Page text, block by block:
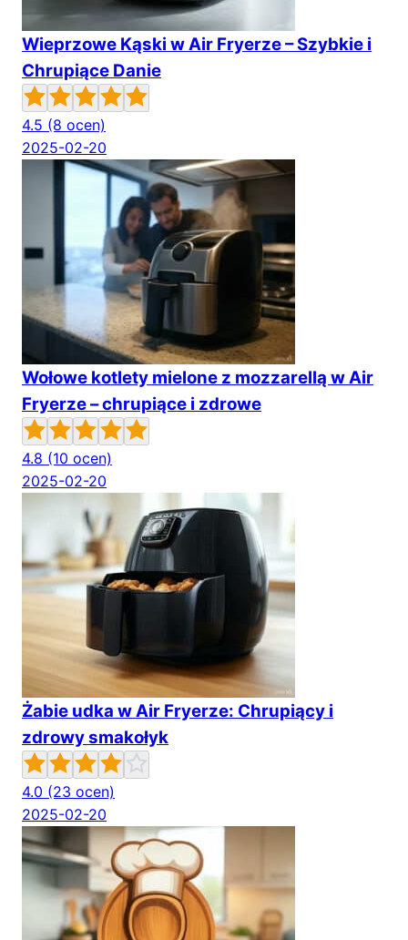
Wieprzowe Kąski w Air Fryerze – Szybkie i
Chrupiące Danie
4.5 (8 ocen)
2025-02-20
Wołowe kotlety mielone z mozzarellą w Air
Fryerze – chrupiące i zdrowe
4.8 (10 ocen)
2025-02-20
Żabie udka w Air Fryerze: Chrupiący i
zdrowy smakołyk
4.0 (23 ocen)
2025-02-20